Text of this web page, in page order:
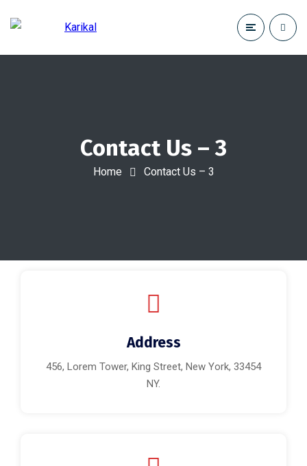
Contact Us – 3
Home Contact Us – 3
Address
456, Lorem Tower, King Street, New York, 33454
NY.